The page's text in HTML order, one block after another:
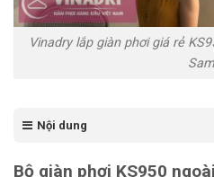
Vinadry lắp giàn phơi giá rẻ
Sam
Nội dung
Bộ giàn phơi KS950